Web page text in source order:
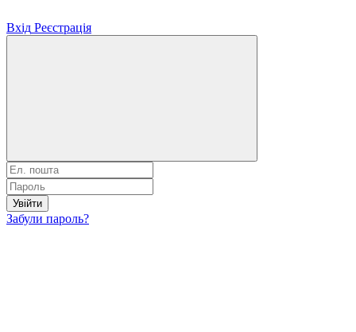
Вхід Реєстрація
Увійти
Забули пароль?